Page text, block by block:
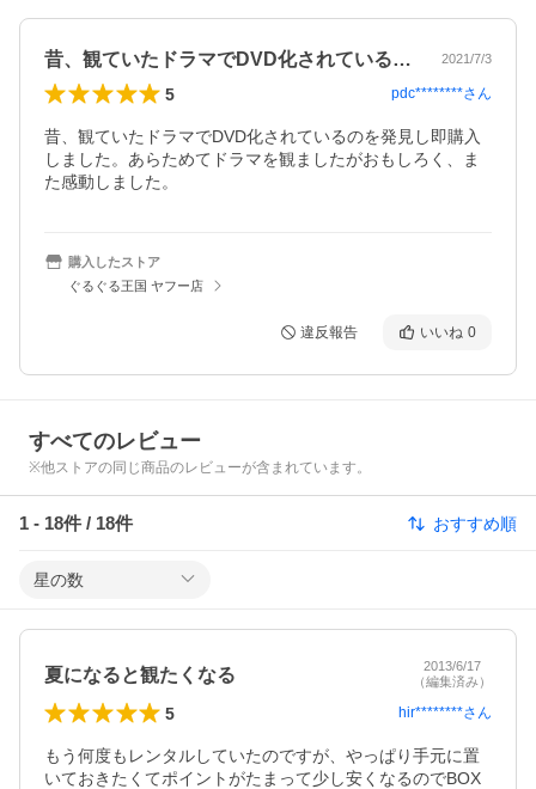
昔、観ていたドラマでDVD化されている… 2021/7/3
5 pdc********さん
昔、観ていたドラマでDVD化されているのを発見し即購入
しました。あらためてドラマを観ましたがおもしろく、ま
た感動しました。
購入したストア
ぐるぐる王国 ヤフー店
違反報告 いいね 0
すべてのレビュー
※他ストアの同じ商品のレビューが含まれています。
1 - 18件 / 18件 おすすめ順
星の数
夏になると観たくなる
2013/6/17
（編集済み）
5 hir********さん
もう何度もレンタルしていたのですが、やっぱり手元に置
いておきたくてポイントがたまって少し安くなるのでBOX